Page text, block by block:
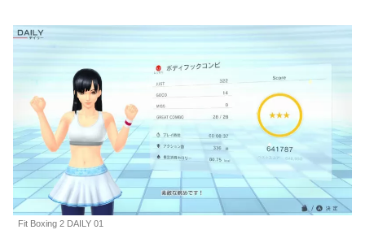
Fit Boxing 2 DAILY 01